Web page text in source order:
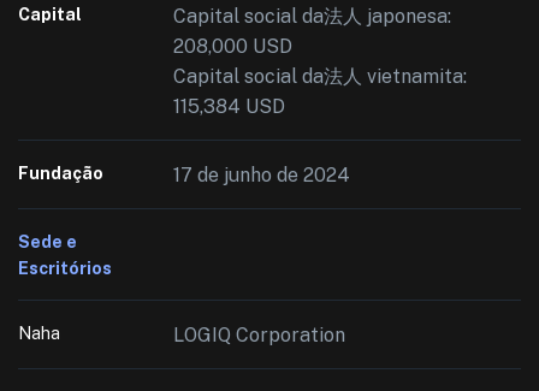
Capital
Capital social da法人 japonesa:
208,000 USD
Capital social da法人 vietnamita:
115,384 USD
Fundação 17 de junho de 2024
Sede e
Escritórios
Naha LOGIQ Corporation